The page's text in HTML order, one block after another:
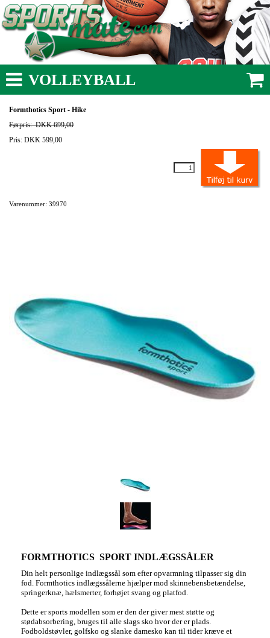
VOLLEYBALL
Formthotics Sport - Hike
Førpris:DKK 699,00
Pris: DKK 599,00
Varenummer: 39970
FORMTHOTICS SPORT INDLÆGSSÅLER
Din helt personlige indlægssål som efter opvarmning tilpasser sig din
fod. Formthotics indlægssålerne hjælper mod skinnebensbetændelse,
springerknæ, hælsmerter, forhøjet svang og platfod.
Dette er sports modellen som er den der giver mest støtte og
stødabsorbering, bruges til alle slags sko hvor der er plads.
Fodboldstøvler, golfsko og slanke damesko kan til tider kræve et